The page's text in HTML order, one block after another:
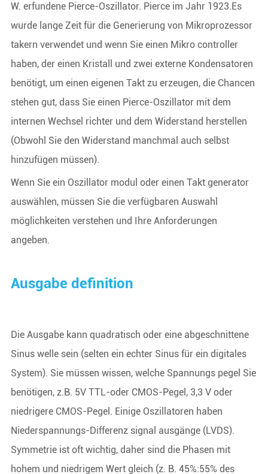
W. erfundene Pierce-Oszillator. Pierce im Jahr 1923.Es
wurde lange Zeit für die Generierung von Mikroprozessor
takern verwendet und wenn Sie einen Mikro controller
haben, der einen Kristall und zwei externe Kondensatoren
benötigt, um einen eigenen Takt zu erzeugen, die Chancen
stehen gut, dass Sie einen Pierce-Oszillator mit dem
internen Wechsel richter und dem Widerstand herstellen
(Obwohl Sie den Widerstand manchmal auch selbst
hinzufügen müssen).
Wenn Sie ein Oszillator modul oder einen Takt generator
auswählen, müssen Sie die verfügbaren Auswahl
möglichkeiten verstehen und Ihre Anforderungen
angeben.
Ausgabe definition
Die Ausgabe kann quadratisch oder eine abgeschnittene
Sinus welle sein (selten ein echter Sinus für ein digitales
System). Sie müssen wissen, welche Spannungs pegel Sie
benötigen, z.B. 5V TTL-oder CMOS-Pegel, 3,3 V oder
niedrigere CMOS-Pegel. Einige Oszillatoren haben
Niederspannungs-Differenz signal ausgänge (LVDS).
Symmetrie ist oft wichtig, daher sind die Phasen mit
hohem und niedrigem Wert gleich (z. B. 45%:55% des